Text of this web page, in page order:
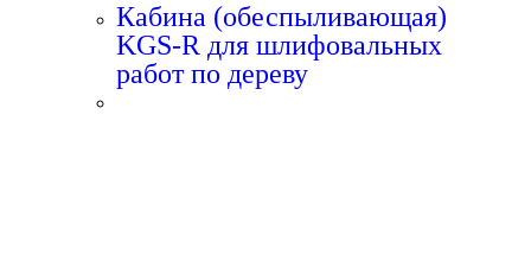
Кабина (обеспыливающая)
KGS-R для шлифовальных
работ по дереву